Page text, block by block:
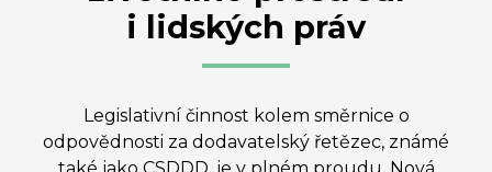
i lidských práv
Legislativní činnost kolem směrnice o
odpovědnosti za dodavatelský řetězec, známé
také jako CSDDD, je v plném proudu. Nová